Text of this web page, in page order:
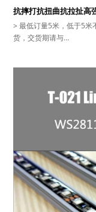
抗摔打抗扭曲抗拉扯高
> 最低订量5米，低于5
货，交货期请与…